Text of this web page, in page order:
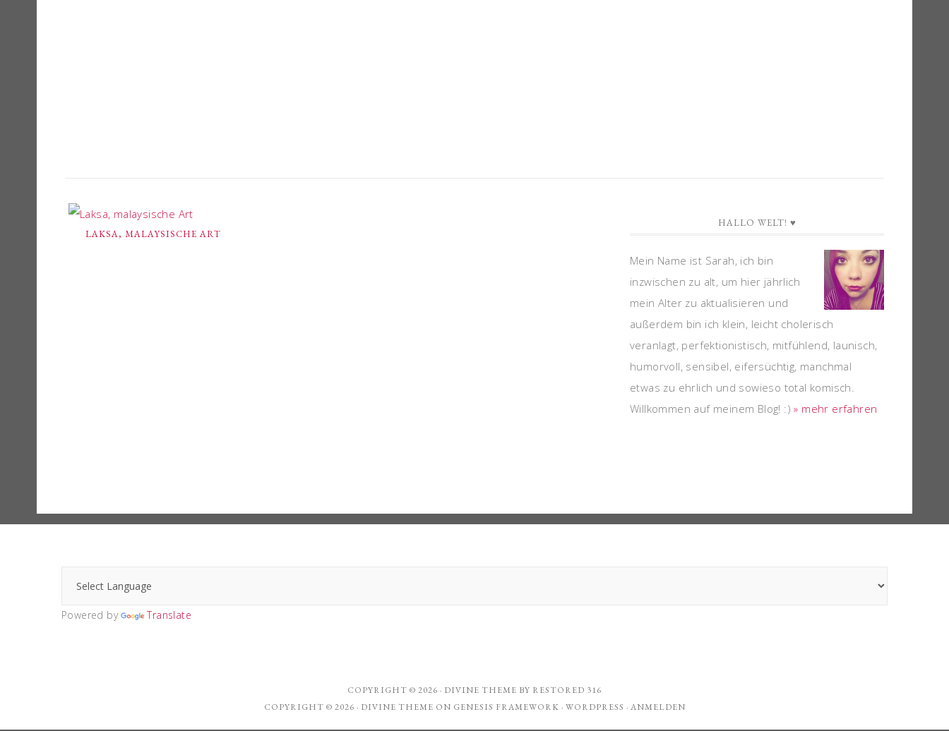
LAKSA, MALAYSISCHE ART
HALLO WELT! ♥
Mein Name ist Sarah, ich bin
inzwischen zu alt, um hier jährlich
mein Alter zu aktualisieren und
außerdem bin ich klein, leicht cholerisch
veranlagt, perfektionistisch, mitfühlend, launisch,
humorvoll, sensibel, eifersüchtig, manchmal
etwas zu ehrlich und sowieso total komisch.
Willkommen auf meinem Blog! :)» mehr erfahren
Powered by Translate
COPYRIGHT © 2026 · DIVINE THEME BY RESTORED 316
COPYRIGHT © 2026 · DIVINE THEME ON GENESIS FRAMEWORK · WORDPRESS · ANMELDEN